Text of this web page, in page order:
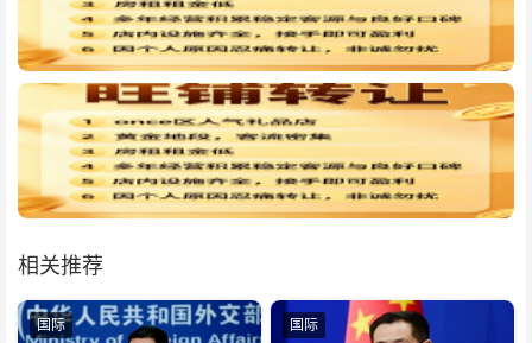
相关推荐
国际 国际